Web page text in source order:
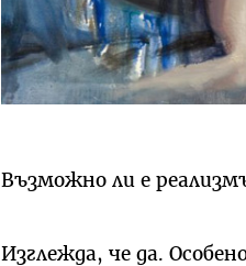
Възможно ли е
Изглежда, че да.